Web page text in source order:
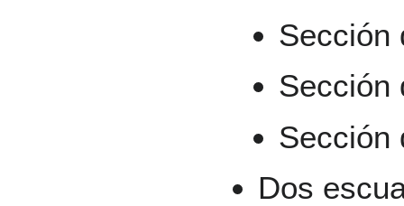
Sección
Sección
Sección
Dos